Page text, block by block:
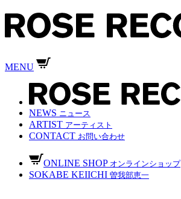
MENU
NEWS ニュース
ARTIST アーティスト
CONTACT お問い合わせ
ONLINE SHOP オンラインショップ
SOKABE KEIICHI 曽我部恵一